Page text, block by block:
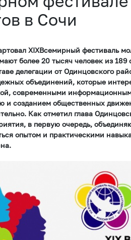
в Сочи
XIXВсемирный фестиваль
более 20 тысяч человек из 189
делегации от Одинцовского
объединений, которые
современными
и созданием общественных
Как отметил глава
в первую очередь,
опытом и практическими